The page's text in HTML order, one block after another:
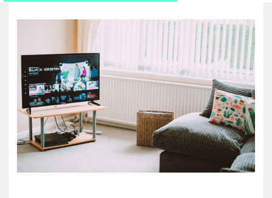
KULT
UTCA
ZENE
MÉDIAAJÁNLAT
IMPRESSZUM
PR-ARCHÍVUM
ADATKEZELÉSI TÁJÉKOZTATÓ